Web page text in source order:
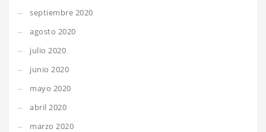
septiembre 2020
agosto 2020
julio 2020
junio 2020
mayo 2020
abril 2020
marzo 2020